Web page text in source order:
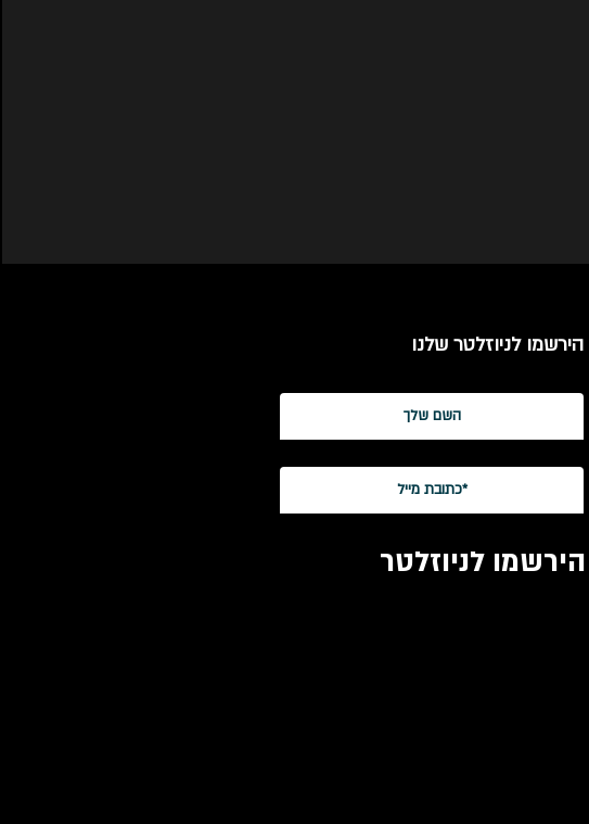
הירשמו לניוזלטר שלנו
הירשמו לניוזלטר